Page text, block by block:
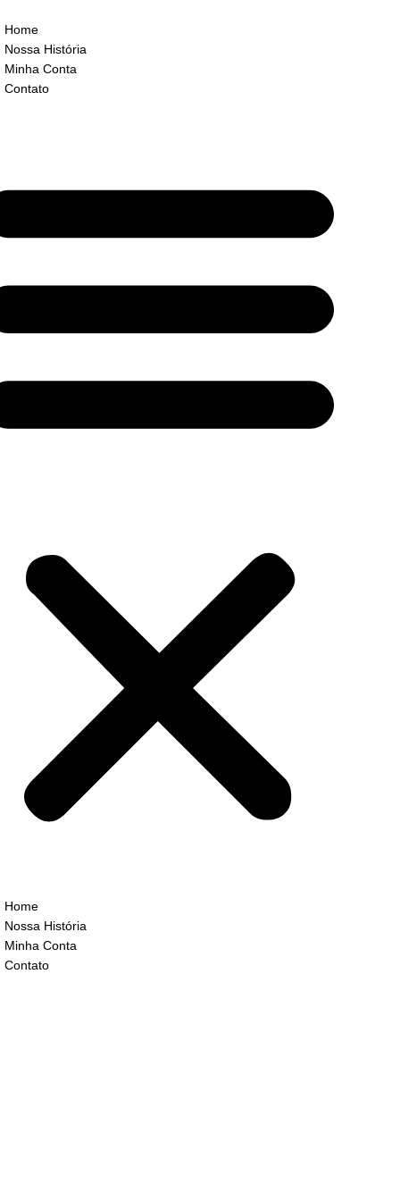
Home
Nossa História
Minha Conta
Contato
Home
Nossa História
Minha Conta
Contato